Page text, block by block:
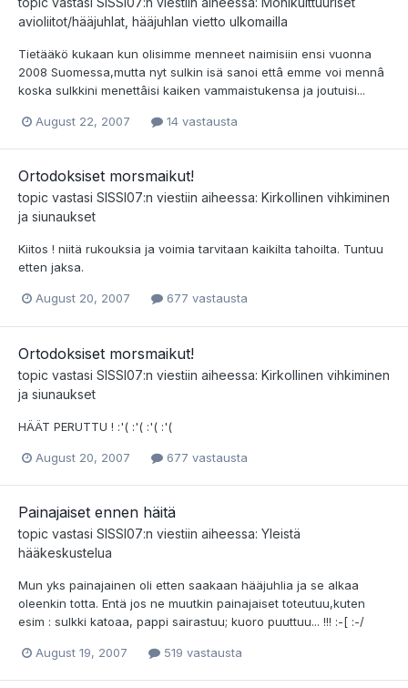
avioliitot/hääjuhlat, hääjuhlan vietto ulkomailla
Tietääkö kukaan kun olisimme menneet naimisiin ensi vuonna
2008 Suomessa,mutta nyt sulkin isä sanoi ettâ emme voi mennâ
koska sulkkini menettâisi kaiken vammaistukensa ja joutuisi...
August 22, 2007 14 vastausta
Ortodoksiset morsmaikut!
topic vastasi SISSI07:n viestiin aiheessa: Kirkollinen vihkiminen
ja siunaukset
Kiitos ! niitä rukouksia ja voimia tarvitaan kaikilta tahoilta. Tuntuu
etten jaksa.
August 20, 2007 677 vastausta
Ortodoksiset morsmaikut!
topic vastasi SISSI07:n viestiin aiheessa: Kirkollinen vihkiminen
ja siunaukset
HÄÄT PERUTTU ! :'( :'( :'( :'(
August 20, 2007 677 vastausta
Painajaiset ennen häitä
topic vastasi SISSI07:n viestiin aiheessa: Yleistä
hääkeskustelua
Mun yks painajainen oli etten saakaan hääjuhlia ja se alkaa
oleenkin totta. Entä jos ne muutkin painajaiset toteutuu,kuten
esim : sulkki katoaa, pappi sairastuu; kuoro puuttuu... !!! :-[ :-/
August 19, 2007 519 vastausta